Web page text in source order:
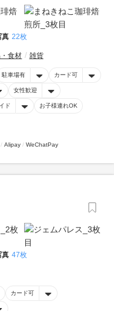
真 22枚
食材 雑貨
駐車場有 カード可
女性歓迎
ド お子様連れOK
Alipay WeChatPay
真 47枚
カード可